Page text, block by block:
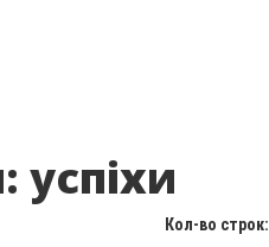
успіхи
Кол-во строк: